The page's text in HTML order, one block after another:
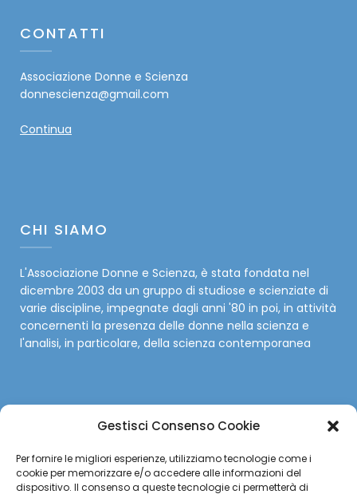
Gestisci Consenso Cookie
Per fornire le migliori esperienze, utilizziamo tecnologie come i
cookie per memorizzare e/o accedere alle informazioni del
dispositivo. Il consenso a queste tecnologie ci permetterà di
CONTATTI
Associazione Donne e Scienza
donnescienza@gmail.com
Continua
CHI SIAMO
L'Associazione Donne e Scienza, è stata fondata nel
dicembre 2003 da un gruppo di studiose e scienziate di
varie discipline, impegnate dagli anni '80 in poi, in attività
concernenti la presenza delle donne nella scienza e
l'analisi, in particolare, della scienza contemporanea
Facebook